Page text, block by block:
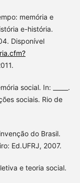
memória e
e-história.
Disponível
social. In: _____.
sociais. Rio de
do Brasil.
Ed.UFRJ, 2007.
e teoria social.